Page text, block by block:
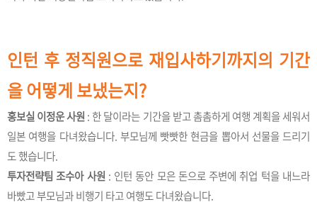
인턴 후 정직원으로 재입사하기까지의 기간
을 어떻게 보냈는지?
홍보실 이정운 사원 : 한 달이라는 기간을 받고 촘촘하게 여행 계획을 세워서
일본 여행을 다녀왔습니다. 부모님께 빳빳한 현금을 뽑아서 선물을 드리기
도 했습니다.
투자전략팀 조수아 사원 : 인턴 동안 모은 돈으로 주변에 취업 턱을 내느라
바빴고 부모님과 비행기 타고 여행도 다녀왔습니다.